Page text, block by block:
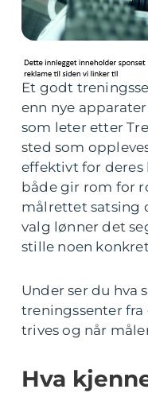
Et godt
enn nye
som leter etter
sted som
effektivt for deres
både gir rom for
målrettet satsing
valg lønner det
stille noen
Under ser du hva
treningssenter
trives og når
Hva